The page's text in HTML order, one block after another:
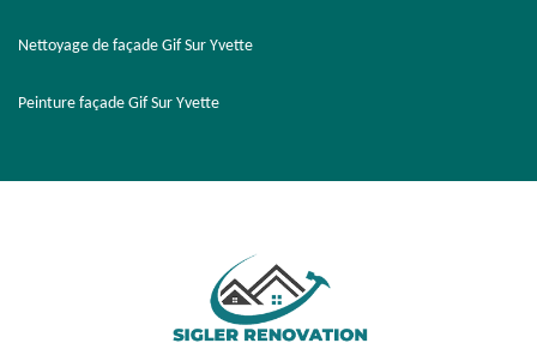
Nettoyage de façade Gif Sur Yvette
Peinture façade Gif Sur Yvette